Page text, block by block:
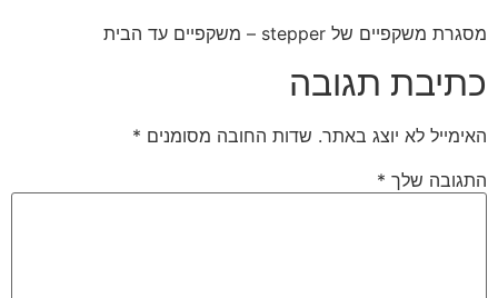
מסגרת משקפיים של stepper – משקפיים עד הבית
כתיבת תגובה
האימייל לא יוצג באתר. שדות החובה מסומנים *
התגובה שלך *